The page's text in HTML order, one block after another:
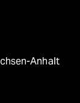
Anhalt